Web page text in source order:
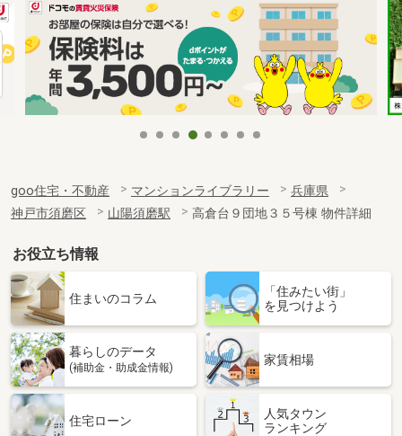
goo住宅・不動産 マンションライブラリー
兵庫県
神戸市須磨区
山陽須磨駅 高倉台９団地３５号棟 物件詳細
お役立ち情報
住まいのコラム
「住みたい街」
を見つけよう
暮らしのデータ
(補助金・助成金情報)
家賃相場
住宅ローン
人気タウン
ランキング